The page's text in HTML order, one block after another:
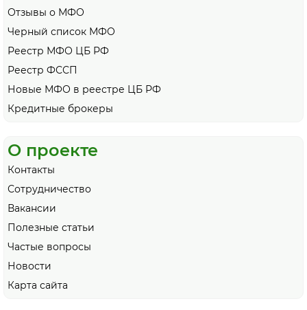
Отзывы о МФО
Черный список МФО
Реестр МФО ЦБ РФ
Реестр ФССП
Новые МФО в реестре ЦБ РФ
Кредитные брокеры
О проекте
Контакты
Сотрудничество
Вакансии
Полезные статьи
Частые вопросы
Новости
Карта сайта